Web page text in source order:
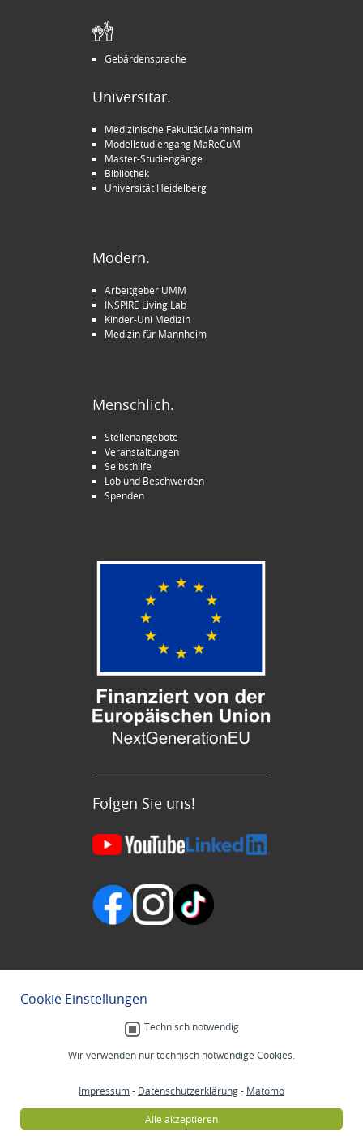
Gebärdensprache
Universitär.
Medizinische Fakultät Mannheim
Modellstudiengang MaReCuM
Master-Studiengänge
Bibliothek
Universität Heidelberg
Modern.
Arbeitgeber UMM
INSPIRE Living Lab
Kinder-Uni Medizin
Medizin für Mannheim
Menschlich.
Stellenangebote
Veranstaltungen
Selbsthilfe
Lob und Beschwerden
Spenden
Folgen Sie uns!
Cookie Einstellungen
Technisch notwendig
Wir verwenden nur technisch notwendige Cookies.
Impressum- Datenschutzerklärung- Matomo
Alle akzeptieren